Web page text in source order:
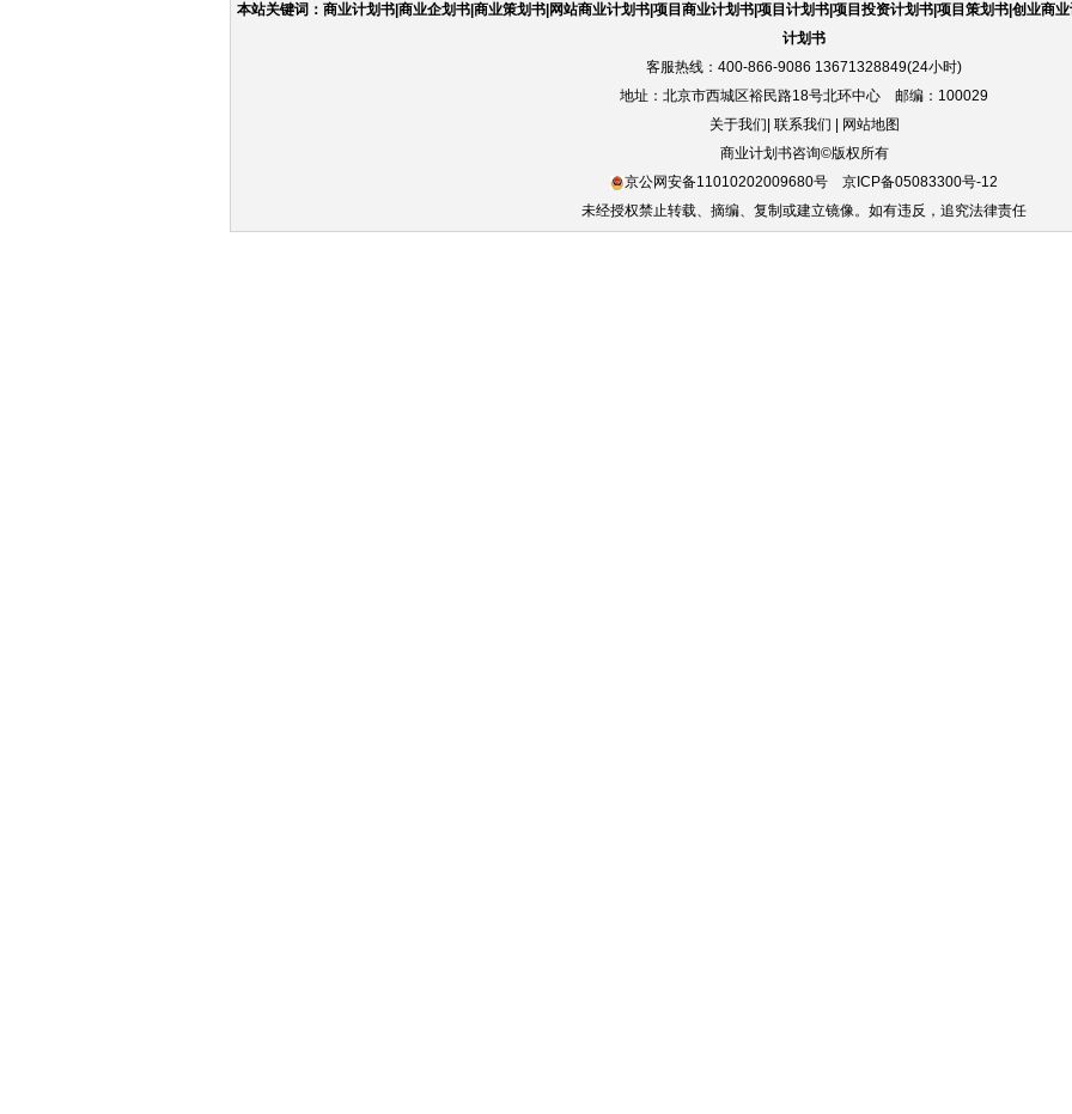
本站关键词：商业计划书|商业企划书|商业策划书|网站商业计划书|项目商业计划书|项目计划书|项目投资计划书|项目策划书|创业商
计划书
客服热线：400-866-9086 13671328849(24小时)
地址：北京市西城区裕民路18号北环中心 邮编：100029
关于我们 联系我们
网站地图
商业计划书咨询©版权所有
京公网安备11010202009680号
京ICP备05083300号-12
未经授权禁止转载、摘编、复制或建立镜像。如有违反，追究法律责任